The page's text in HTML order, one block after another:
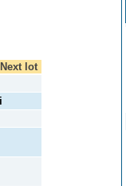
Next lot